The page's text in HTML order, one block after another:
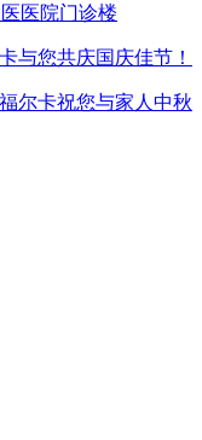
医院门诊楼
与您共庆国庆佳节！
尔卡祝您与家人中秋